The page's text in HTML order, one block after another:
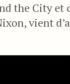
the City
vient